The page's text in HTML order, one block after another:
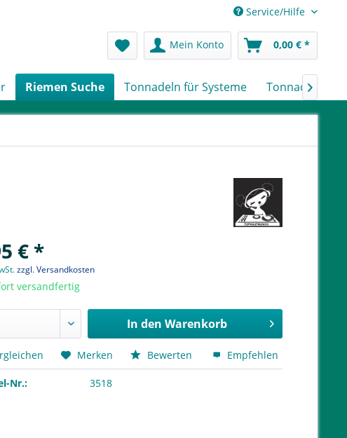
Service/Hilfe
Mein Konto 0,00 € *
Riemen Suche Tonnadeln für Systeme Tonnadeln

€ *
zzgl. Versandkosten
versandfertig
In den Warenkorb
Merken Bewerten Empfehlen
Nr.: 3518